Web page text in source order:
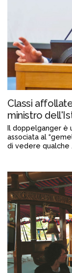
Classi
ministro
Il doppelganger è
associata al
di vedere qualche
admin@admin.com